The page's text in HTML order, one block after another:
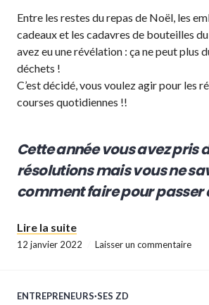
Entre les restes du repas de Noël, les
cadeaux et les cadavres de bouteilles
avez eu une révélation : ça ne peut plus
déchets !
C’est décidé, vous voulez agir pour les
courses quotidiennes !!
Cette année vous avez pris
résolutions mais vous ne
comment faire pour passer
Lire la suite« Bonnes résolutions
12 janvier 2022 Laisser un commentaire
ENTREPRENEURS·SES ZD